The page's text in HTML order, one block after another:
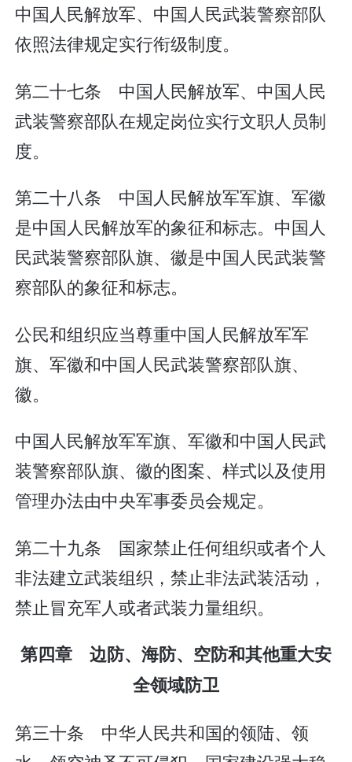
中国人民解放军、中国人民武装警察部队
依照法律规定实行衔级制度。
第二十七条 中国人民解放军、中国人民
武装警察部队在规定岗位实行文职人员制
度。
第二十八条 中国人民解放军军旗、军徽
是中国人民解放军的象征和标志。中国人
民武装警察部队旗、徽是中国人民武装警
察部队的象征和标志。
公民和组织应当尊重中国人民解放军军
旗、军徽和中国人民武装警察部队旗、
徽。
中国人民解放军军旗、军徽和中国人民武
装警察部队旗、徽的图案、样式以及使用
管理办法由中央军事委员会规定。
第二十九条 国家禁止任何组织或者个人
非法建立武装组织，禁止非法武装活动，
禁止冒充军人或者武装力量组织。
第四章 边防、海防、空防和其他重大安
全领域防卫
第三十条 中华人民共和国的领陆、领